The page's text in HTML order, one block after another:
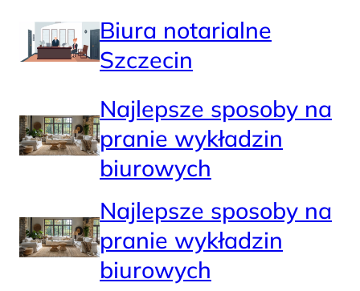
Biura notarialne
Szczecin
Najlepsze sposoby na
pranie wykładzin
biurowych
Najlepsze sposoby na
pranie wykładzin
biurowych